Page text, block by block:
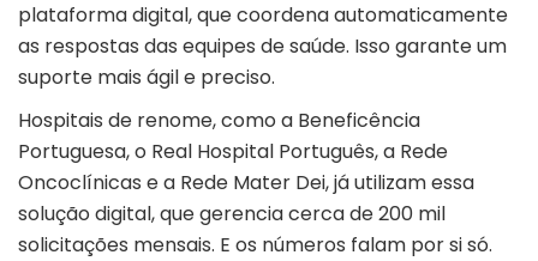
plataforma digital, que coordena automaticamente
as respostas das equipes de saúde. Isso garante um
suporte mais ágil e preciso.
Hospitais de renome, como a Beneficência
Portuguesa, o Real Hospital Português, a Rede
Oncoclínicas e a Rede Mater Dei, já utilizam essa
solução digital, que gerencia cerca de 200 mil
solicitações mensais. E os números falam por si só.